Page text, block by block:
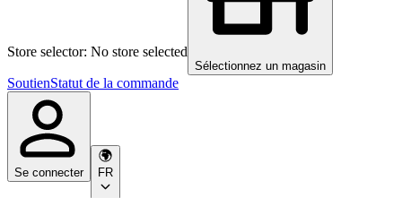
Store selector: No store selected
Sélectionnez un magasin
SoutienStatut de la commande
Se connecter FR